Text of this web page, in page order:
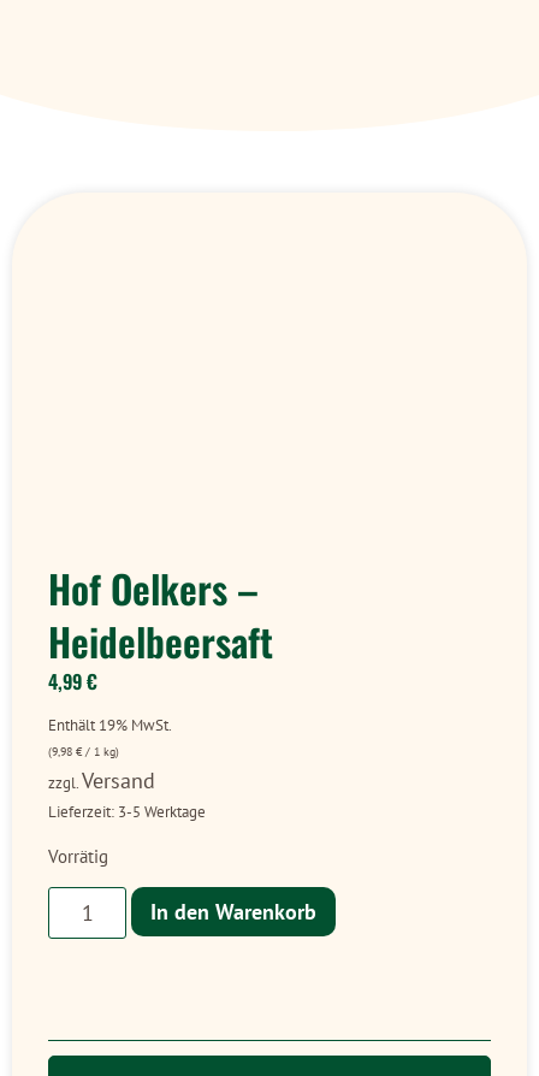
Hof Oelkers –
Heidelbeersaft
4,99€
Enthält 19% MwSt.
(9,98 €/ 1 kg)
zzgl.Versand
Lieferzeit: 3-5 Werktage
Vorrätig
In den Warenkorb